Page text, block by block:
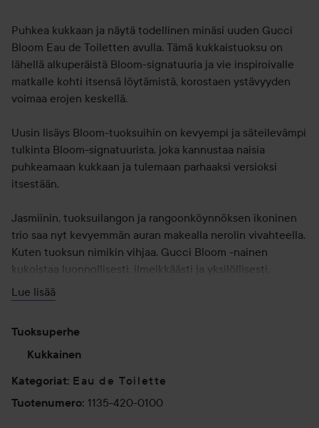
Puhkea kukkaan ja näytä todellinen minäsi uuden Gucci
Bloom Eau de Toiletten avulla. Tämä kukkaistuoksu on
lähellä alkuperäistä Bloom-signatuuria ja vie inspiroivalle
matkalle kohti itsensä löytämistä, korostaen ystävyyden
voimaa erojen keskellä.
Uusin lisäys Bloom-tuoksuihin on kevyempi ja säteilevämpi
tulkinta Bloom-signatuurista, joka kannustaa naisia
puhkeamaan kukkaan ja tulemaan parhaaksi versioksi
itsestään.
Jasmiinin, tuoksuilangon ja rangoonköynnöksen ikoninen
trio saa nyt kevyemmän auran makealla nerolin vivahteella.
Kuten tuoksun nimikin vihjaa, Gucci Bloom -nainen
kukoistaa luonnollisesti, ilmeikkäästi ja yksilöllisesti,
välittämättä säännöistä ja konventioista. Tuoksu on
pakattu vaaleanpunaiseen, huurrettuun neliskulmaiseen
Gucci Bloom Eau de Toilette for Women on
filosofiaan, täynnä elinvoimaa ja monipuolisuutta.
Lue lisää
Tuoksuperhe
Kukkainen
Kategoriat: Eau de Toilette
Tuotenumero: 1135-420-0100